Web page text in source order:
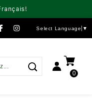
Select Language ▼
0